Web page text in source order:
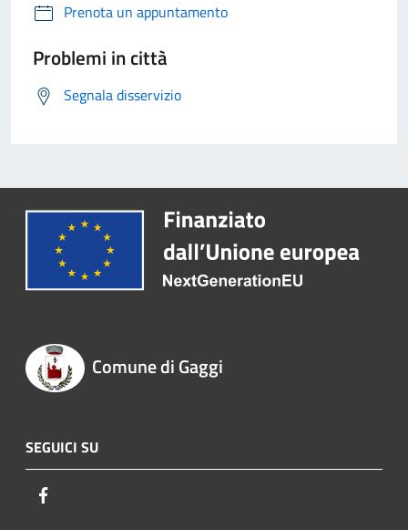
Prenota un appuntamento
Problemi in città
Segnala disservizio
Comune di Gaggi
SEGUICI SU